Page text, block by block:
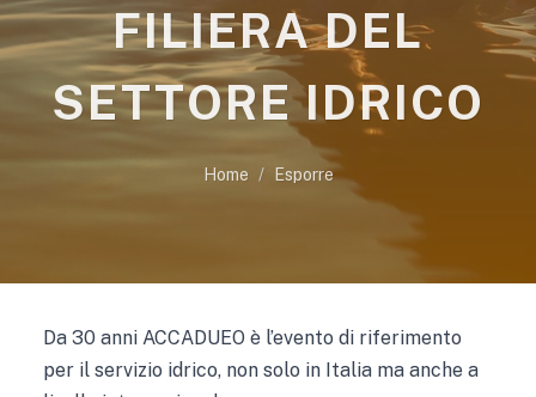
FILIERA DEL
SETTORE IDRICO
Home Esporre
Da 30 anni ACCADUEO è l’evento di riferimento
per il servizio idrico, non solo in Italia ma anche a